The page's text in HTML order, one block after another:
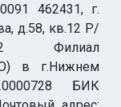
462431, г.
д.58, кв.12 Р/
Филиал
в г.Нижнем
БИК